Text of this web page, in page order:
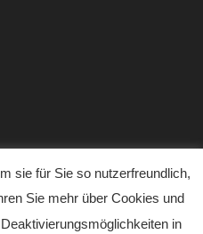
HQ www.schul-shops.de
gesetzlichen MwSt.
sie für Sie so nutzerfreundlich,
Sie mehr über Cookies und
in